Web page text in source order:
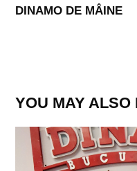
DINAMO DE MÂINE
YOU MAY ALSO